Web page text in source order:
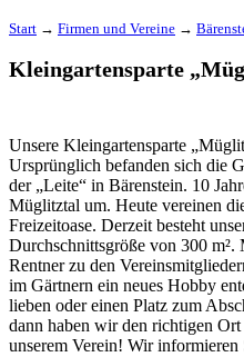
Start → Firmen und Vereine →
Kleingartensparte
Unsere Kleingartensparte
Ursprünglich befanden sich die
der „Leite“ in Bärenstein. 10
Müglitztal um. Heute vereinen
Freizeitoase. Derzeit besteht
Durchschnittsgröße von 300
Rentner zu den
im Gärtnern ein neues Hobby
lieben oder einen Platz zum
dann haben wir den richtigen
unserem Verein! Wir informieren